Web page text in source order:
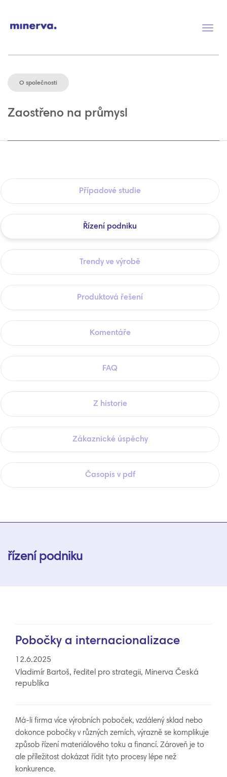
O společnosti
Zaostřeno na průmysl
Případové studie
Řízení podniku
Trendy ve výrobě
Produktová řešení
Komentáře
FAQ
Z historie
Zákaznické úspěchy
Časopis v pdf
řízení podniku
Pobočky a internacionalizace
12.6.2025
Vladimír Bartoš, ředitel pro strategii, Minerva Česká
republika
Má-li firma více výrobních poboček, vzdálený sklad nebo
dokonce pobočky v různých zemích, výrazně se komplikuje
způsob řízení materiálového toku a financí. Zároveň je to
ale příležitost dokázat řídit tyto procesy lépe než
konkurence.